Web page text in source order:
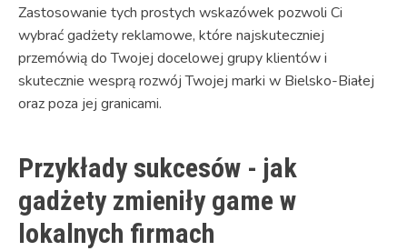
Zastosowanie tych prostych wskazówek pozwoli Ci
wybrać gadżety reklamowe, które najskuteczniej
przemówią do Twojej docelowej grupy klientów i
skutecznie wesprą rozwój Twojej marki w Bielsko-Białej
oraz poza jej granicami.
Przykłady sukcesów - jak
gadżety zmieniły game w
lokalnych firmach